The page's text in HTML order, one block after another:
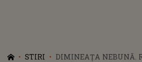
STIRI
DIMINEAȚA NEBUNĂ.